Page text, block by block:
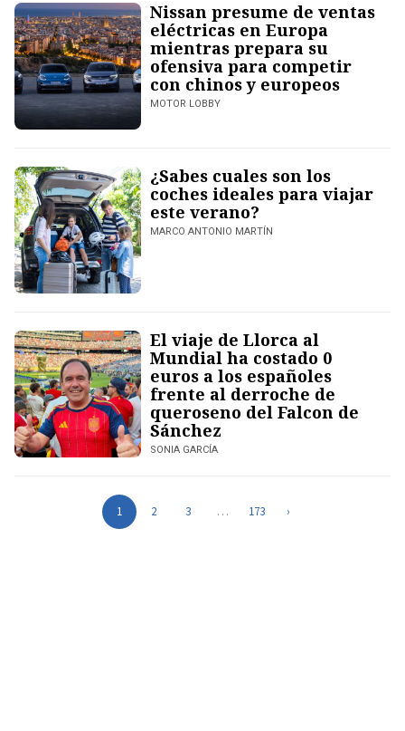
Nissan presume de ventas
eléctricas en Europa
mientras prepara su
ofensiva para competir
con chinos y europeos
MOTOR LOBBY
¿Sabes cuales son los
coches ideales para viajar
este verano?
MARCO ANTONIO MARTÍN
El viaje de Llorca al
Mundial ha costado 0
euros a los españoles
frente al derroche de
queroseno del Falcon de
Sánchez
SONIA GARCÍA
1 2 3 … 173 ›